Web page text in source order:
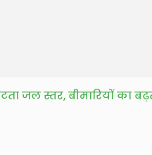
जल स्तर, बीमारियों का